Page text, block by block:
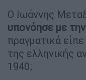
O Ιωάννης
υπονόησε με
πραγματικά
της ελληνικής
1940;